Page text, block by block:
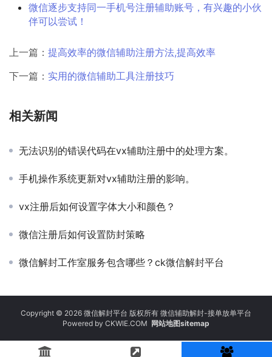
微信逐步支持同一手机号注册辅助账号，有兴趣的小伙
伴可以尝试！
上一篇： 提高效率的微信辅助注册方法,提高效率
下一篇： 实用的微信辅助工具注册技巧
相关新闻
无法识别的错误代码在vx辅助注册中的处理方案。
手机操作系统更新对vx辅助注册的影响。
vx注册后如何设置字体大小和颜色？
微信注册后如何设置防封策略
微信解封工作室服务包含哪些？ck微信解封平台
Copyright © 2026 微信解封平台 版权所有 微信辅助解封-接单放单平台
Powered by CKWIE.COM 网站地图sitemap